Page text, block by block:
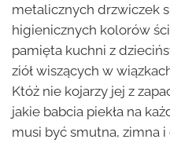
metalicznych drzwiczek
higienicznych kolorów
pamięta kuchni z
ziół wiszących w
Któż nie kojarzy jej z
jakie babcia piekła na
musi być smutna, zimna